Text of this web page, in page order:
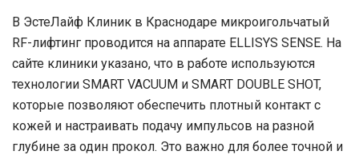
В ЭстеЛайф Клиник в Краснодаре микроигольчатый
RF-лифтинг проводится на аппарате ELLISYS SENSE. На
сайте клиники указано, что в работе используются
технологии SMART VACUUM и SMART DOUBLE SHOT,
которые позволяют обеспечить плотный контакт с
кожей и настраивать подачу импульсов на разной
глубине за один прокол. Это важно для более точной и